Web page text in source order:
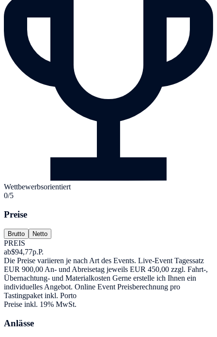
Wettbewerbsorientiert
0/5
Preise
Brutto Netto
PREIS
ab$94,77p.P.
Die Preise variieren je nach Art des Events. Live-Event Tagessatz
EUR 900,00 An- und Abreisetag jeweils EUR 450,00 zzgl. Fahrt-,
Übernachtung- und Materialkosten Gerne erstelle ich Ihnen ein
individuelles Angebot. Online Event Preisberechnung pro
Tastingpaket inkl. Porto
Preise inkl. 19% MwSt.
Anlässe